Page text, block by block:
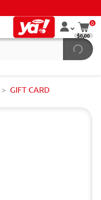
0
$0,00
GIFT CARD